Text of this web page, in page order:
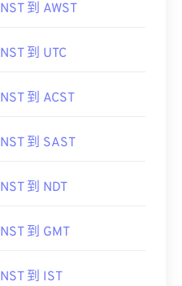
NST 到 AWST
NST 到 UTC
NST 到 ACST
NST 到 SAST
NST 到 NDT
NST 到 GMT
NST 到 IST